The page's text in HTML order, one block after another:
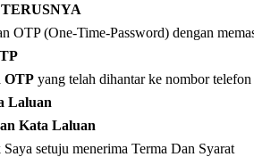
OTP (One-Time-Password) dengan
OTP yang telah dihantar ke nombor
Laluan
Kata Laluan
setuju menerima Terma Dan Syarat